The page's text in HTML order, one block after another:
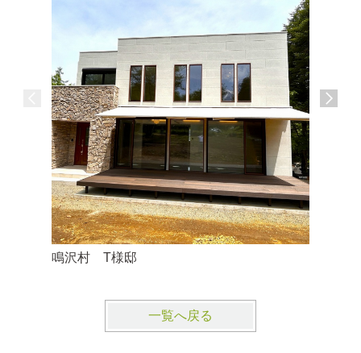
鳴沢村 T様邸
一覧へ戻る